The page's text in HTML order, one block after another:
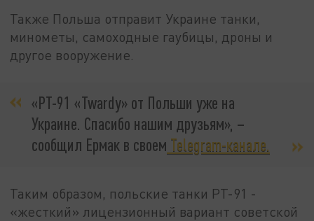
Также Польша отправит Украине танки,
минометы, самоходные гаубицы, дроны и
другое вооружение.
«PT-91 «Twardy» от Польши уже на
Украине. Спасибо нашим друзьям», –
сообщил Ермак в своем Telegram-канале.
Таким образом, польские танки РТ-91 -
«жесткий» лицензионный вариант советской